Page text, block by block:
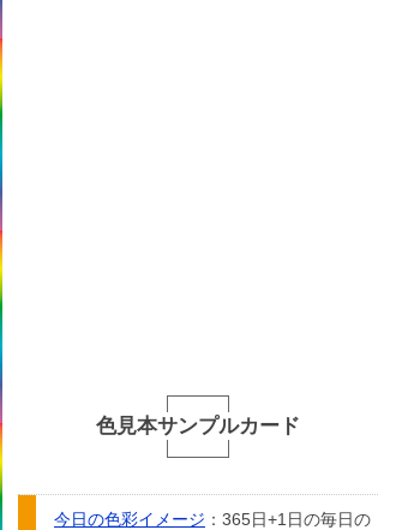
色見本サンプルカード
今日の色彩イメージ ：365日+1日の毎日の